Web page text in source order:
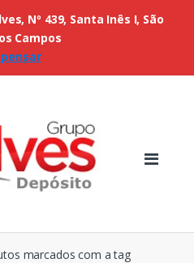
marcados com a tag
Nº 439, Santa Inês I, São
Campos